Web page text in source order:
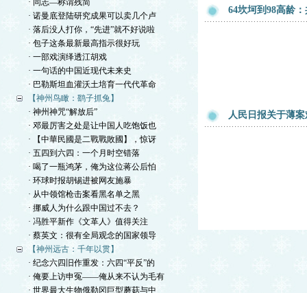
· 同志—称谓残简
· 诺曼底登陆研究成果可以卖几个卢
· 落后没人打你，“先进”就不好说啦
· 包子这条最新最高指示很好玩
· 一部戏演绎透江胡戏
· 一句话的中国近现代未来史
· 巴勒斯坦血灌沃土培育一代代革命
【神州鸟瞰：鹞子抓兔】
· 神州神咒“解放后”
· 邓最厉害之处是让中国人吃饱饭也
· 【中華民國是二戰戰敗國】，惊讶
· 五四到六四：一个月时空错落
· 喝了一瓶鸿茅，俺为这位蒋公后怕
· 环球时报胡锡进被网友施暴
· 从中领馆枪击案看黑名单之黑
· 挪威人为什么跟中国过不去？
· 冯胜平新作《文革人》值得关注
· 蔡英文：很有全局观念的国家领导
【神州远古：千年以贯】
· 纪念六四旧作重发：六四“平反”的
· 俺要上访申冤——俺从来不认为毛有
· 世界最大生物俄勒冈巨型蘑菇与中
64坎坷到98高龄
人民日报关于薄